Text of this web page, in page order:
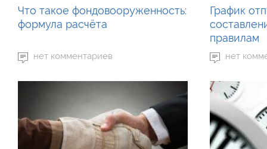
Что такое фондовооруженность:
формула расчёта
нет комментариев
График
правилам
нет